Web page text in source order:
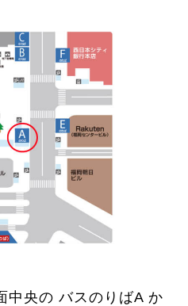
中央の バスのりばA か